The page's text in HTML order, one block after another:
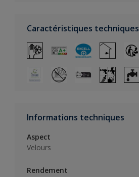
Caractéristiques techniques
Informations techniques
Aspect
Velours
Rendement